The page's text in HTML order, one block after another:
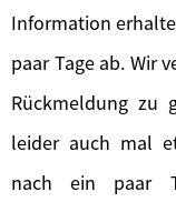
Information
paar Tage ab. Wir
Rückmeldung zu
leider auch mal
nach ein paar